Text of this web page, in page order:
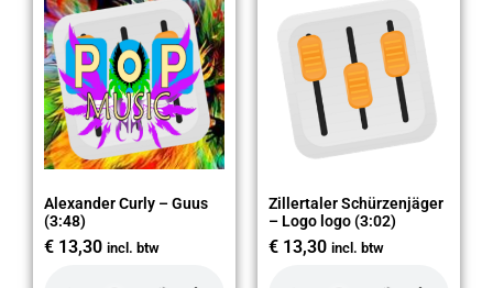
Alexander Curly – Guus
(3:48)
€ 13,30 incl. btw
Zillertaler Schürzenjäger
– Logo logo (3:02)
€ 13,30 incl. btw